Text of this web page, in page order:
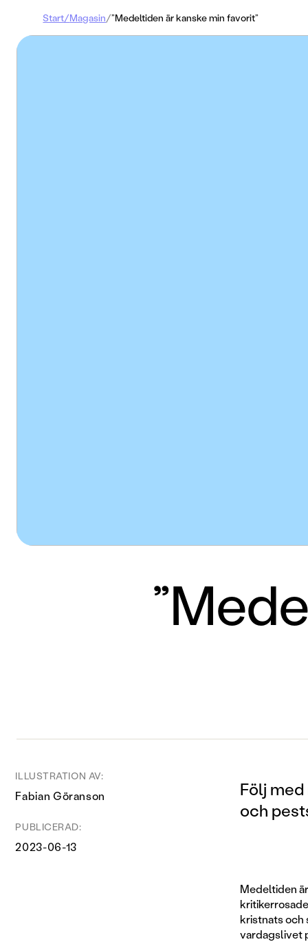
Start/Magasin/”Medeltiden är kanske min favorit”
ILLUSTRATION AV:
Fabian Göranson
PUBLICERAD:
2023-06-13
Följ
och
Medeltiden
kristnats och
vardagslivet